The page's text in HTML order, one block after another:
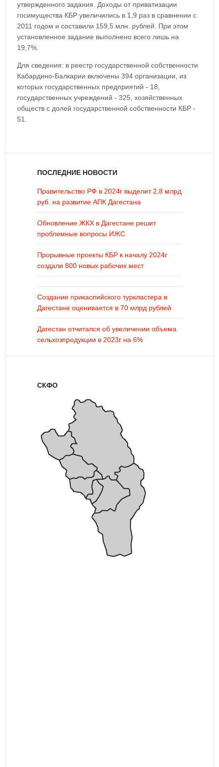
утвержденного задания. Доходы от приватизации
госимущества КБР увеличились в 1,9 раз в сравнении с
2011 годом и составили 159,5 млн. рублей. При этом
установленное задание выполнено всего лишь на
19,7%.
Для сведения: в реестр государственной собственности
Кабардино-Балкарии включены 394 организации, из
которых государственных предприятий - 18,
государственных учреждений - 325, хозяйственных
обществ с долей государственной собственности КБР -
51.
ПОСЛЕДНИЕ НОВОСТИ
Правительство РФ в 2024г выделит 2,8 млрд
руб. на развитие АПК Дагестана
Обновление ЖКХ в Дагестане решит
проблемные вопросы ИЖС
Прорывные проекты КБР к началу 2024г
создали 800 новых рабочих мест
Создание прикаспийского туркластера в
Дагестане оценивается в 70 млрд рублей
Дагестан отчитался об увеличении объема
сельхозпродукции в 2023г на 6%
СКФО